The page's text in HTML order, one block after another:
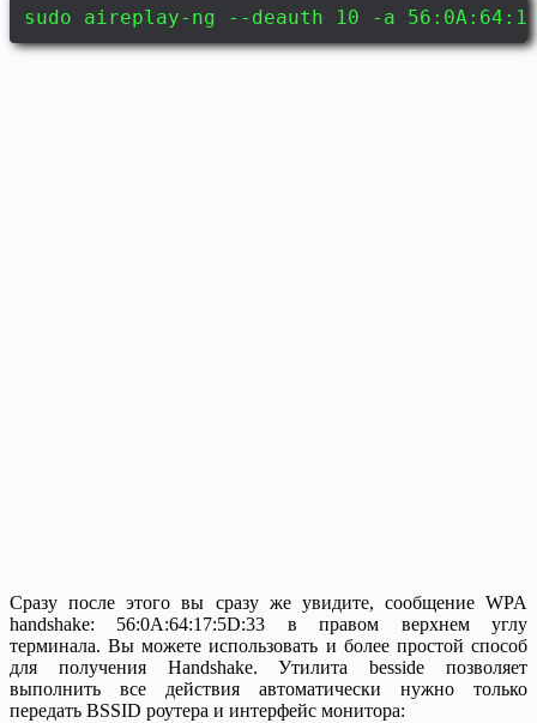
sudo aireplay-ng --deauth 10 -a
Сразу после этого вы сразу же увидите, сообщение WPA
handshake: 56:0A:64:17:5D:33 в правом верхнем углу
терминала. Вы можете использовать и более простой способ
для получения Handshake. Утилита besside позволяет
выполнить все действия автоматически нужно только
передать BSSID роутера и интерфейс монитора: